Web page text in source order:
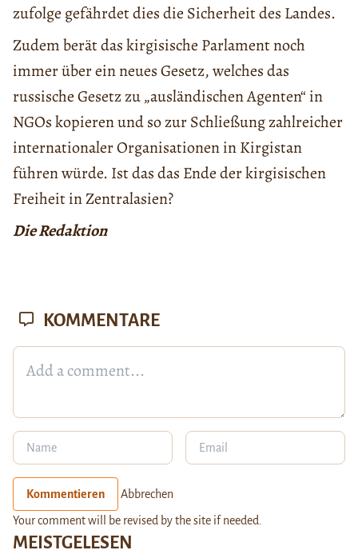
zufolge gefährdet dies die Sicherheit des Landes.
Zudem berät das kirgisische Parlament noch
immer über ein neues Gesetz, welches das
russische Gesetz zu „ausländischen Agenten“ in
NGOs kopieren und so zur Schließung zahlreicher
internationaler Organisationen in Kirgistan
führen würde. Ist das das Ende der kirgisischen
Freiheit in Zentralasien?
Die Redaktion
MEISTGELESEN
KOMMENTARE
Kommentieren Abbrechen
Your comment will be revised by the site if needed.